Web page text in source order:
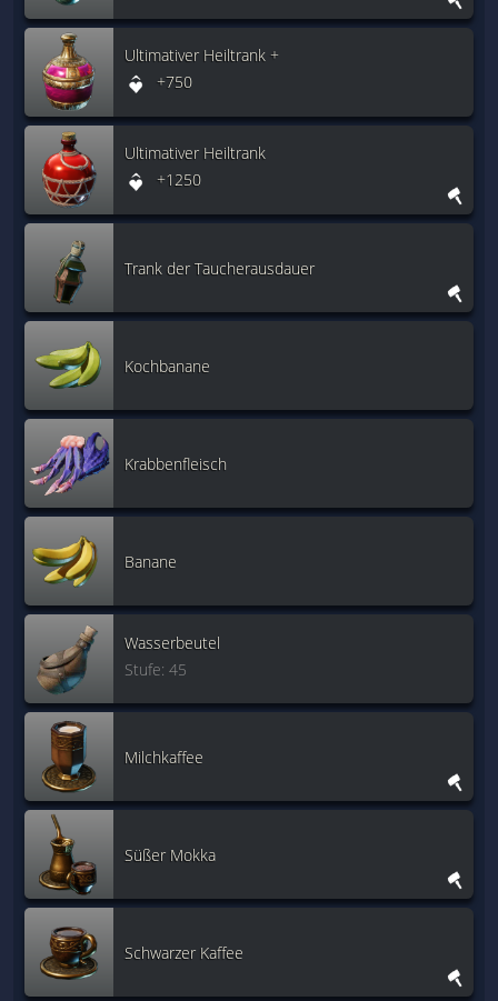
Ultimativer Heiltrank +
+750
Ultimativer Heiltrank
+1250
Trank der Taucherausdauer
Kochbanane
Krabbenfleisch
Banane
Wasserbeutel
Stufe: 45
Milchkaffee
Süßer Mokka
Schwarzer Kaffee